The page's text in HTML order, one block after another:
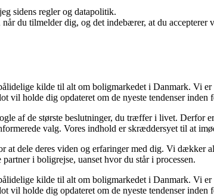
sidens regler og datapolitik.
du tilmelder dig, og det indebærer, at du
kilde til alt om boligmarkedet i Danmark. Vi
vil holde dig opdateret om de nyeste tendenser
af de største beslutninger, du træffer i livet. Derfor
valg. Vores indhold er skræddersyet til at
at dele deres viden og erfaringer med dig. Vi
i boligrejse, uanset hvor du står i processen.
kilde til alt om boligmarkedet i Danmark. Vi
vil holde dig opdateret om de nyeste tendenser